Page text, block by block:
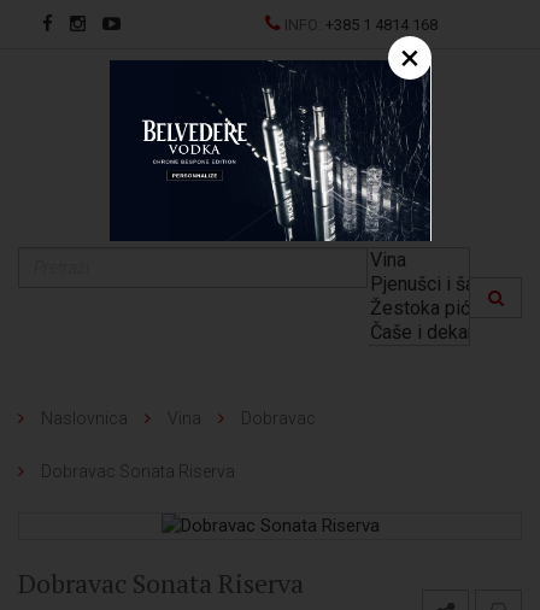
INFO:+385 1 4814 168
EN
Naslovnica Vina Dobravac
Dobravac Sonata Riserva
Dobravac Sonata Riserva
×